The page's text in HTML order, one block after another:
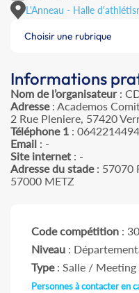
L'Anneau - Halle
Choisir une rubrique
Informations
Nom de l’organisateur:
Adresse: Academos
2 Rue Pleniere, 57420
Téléphone 1 : 0642214494
Email : -
Site internet : -
Adresse du stade: 57070
57000 METZ
Code compétition :
Niveau :
Type: Salle / Meeting
Personnes à contacter en